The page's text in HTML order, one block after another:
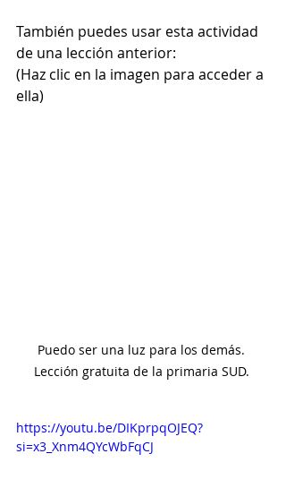
También puedes usar esta actividad
de una lección anterior:
(Haz clic en la imagen para acceder a
ella)
Puedo ser una luz para los demás.
Lección gratuita de la primaria SUD.
https://youtu.be/DIKprpqOJEQ?
si=x3_Xnm4QYcWbFqCJ